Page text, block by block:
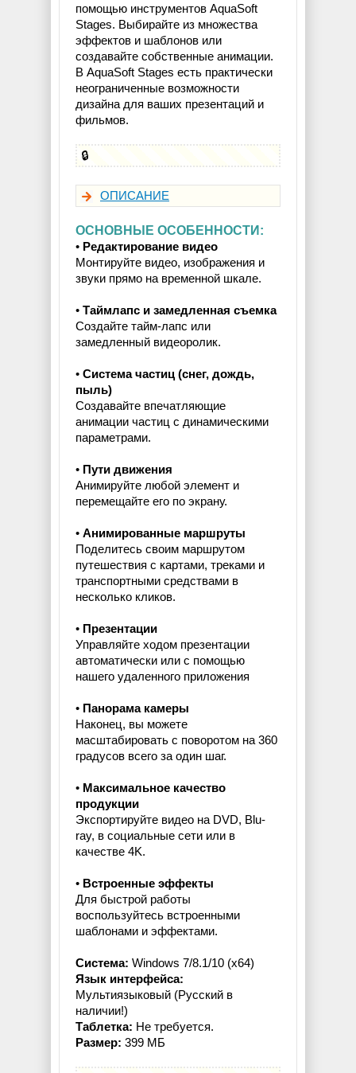
помощью инструментов AquaSoft
Stages. Выбирайте из множества
эффектов и шаблонов или
создавайте собственные анимации.
В AquaSoft Stages есть практически
неограниченные возможности
дизайна для ваших презентаций и
фильмов.
🔒
ОПИСАНИЕ
ОСНОВНЫЕ ОСОБЕННОСТИ:
• Редактирование видео
Монтируйте видео, изображения и
звуки прямо на временной шкале.
• Таймлапс и замедленная съемка
Создайте тайм-лапс или
замедленный видеоролик.
• Система частиц (снег, дождь,
пыль)
Создавайте впечатляющие
анимации частиц с динамическими
параметрами.
• Пути движения
Анимируйте любой элемент и
перемещайте его по экрану.
• Анимированные маршруты
Поделитесь своим маршрутом
путешествия с картами, треками и
транспортными средствами в
несколько кликов.
• Презентации
Управляйте ходом презентации
автоматически или с помощью
нашего удаленного приложения
• Панорама камеры
Наконец, вы можете
масштабировать с поворотом на 360
градусов всего за один шаг.
• Максимальное качество
продукции
Экспортируйте видео на DVD, Blu-
ray, в социальные сети или в
качестве 4K.
• Встроенные эффекты
Для быстрой работы
воспользуйтесь встроенными
шаблонами и эффектами.
Система: Windows 7/8.1/10 (x64)
Язык интерфейса:
Мультиязыковый (Русский в
наличии!)
Таблетка: Не требуется.
Размер: 399 МБ